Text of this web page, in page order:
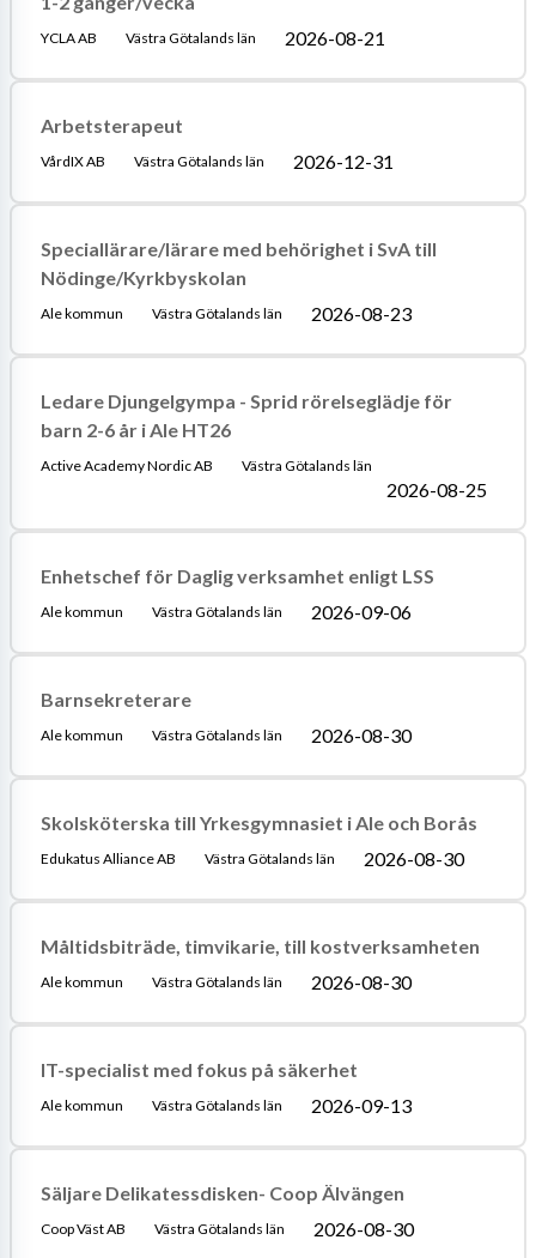
YCLA AB Västra Götalands län 2026-08-21
Arbetsterapeut
VårdIX AB Västra Götalands län 2026-12-31
Speciallärare/lärare med behörighet i SvA till
Nödinge/Kyrkbyskolan
Ale kommun Västra Götalands län 2026-08-23
Ledare Djungelgympa - Sprid rörelseglädje för
barn 2-6 år i Ale HT26
Active Academy Nordic AB Västra Götalands län
2026-08-25
Enhetschef för Daglig verksamhet enligt LSS
Ale kommun Västra Götalands län 2026-09-06
Barnsekreterare
Ale kommun Västra Götalands län 2026-08-30
Skolsköterska till Yrkesgymnasiet i Ale och Borås
Edukatus Alliance AB Västra Götalands län 2026-08-30
Måltidsbiträde, timvikarie, till kostverksamheten
Ale kommun Västra Götalands län 2026-08-30
IT-specialist med fokus på säkerhet
Ale kommun Västra Götalands län 2026-09-13
Säljare Delikatessdisken- Coop Älvängen
Coop Väst AB Västra Götalands län 2026-08-30